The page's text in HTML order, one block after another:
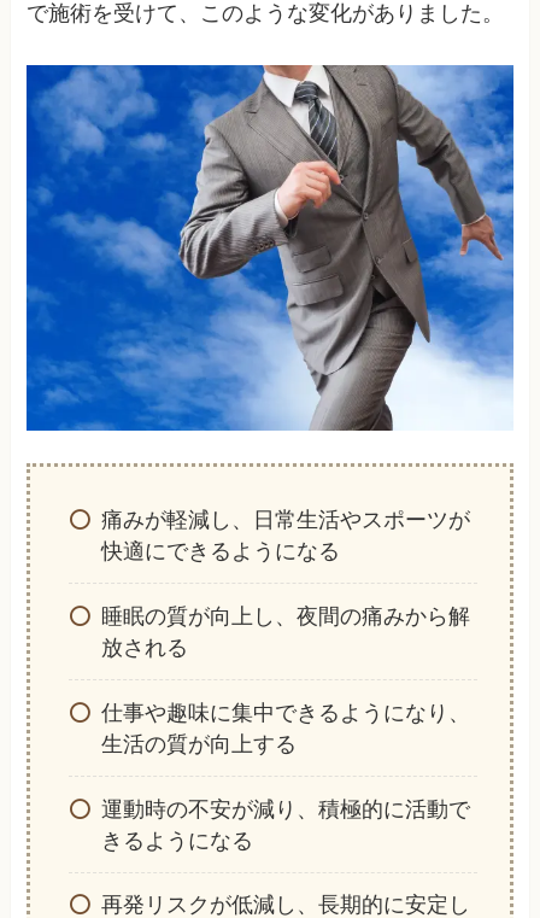
で施術を受けて、このような変化がありました。
痛みが軽減し、日常生活やスポーツが
快適にできるようになる
睡眠の質が向上し、夜間の痛みから解
放される
仕事や趣味に集中できるようになり、
生活の質が向上する
運動時の不安が減り、積極的に活動で
きるようになる
再発リスクが低減し、長期的に安定し